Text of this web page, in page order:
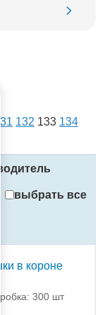
131 132 133 134
выбрать все
в короне
300 шт